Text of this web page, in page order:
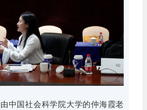
中国社会科学院大学的仲海霞老